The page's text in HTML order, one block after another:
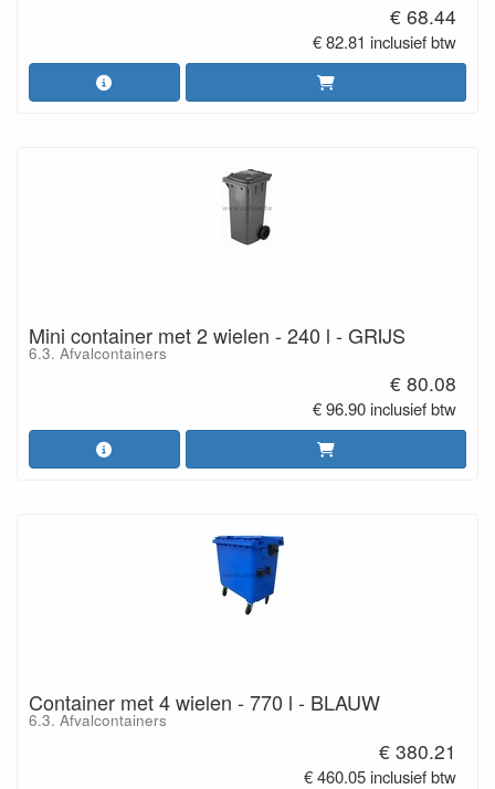
€ 68.44
€ 82.81 inclusief btw
Mini container met 2 wielen - 240 l - GRIJS
6.3. Afvalcontainers
€ 80.08
€ 96.90 inclusief btw
Container met 4 wielen - 770 l - BLAUW
6.3. Afvalcontainers
€ 380.21
€ 460.05 inclusief btw